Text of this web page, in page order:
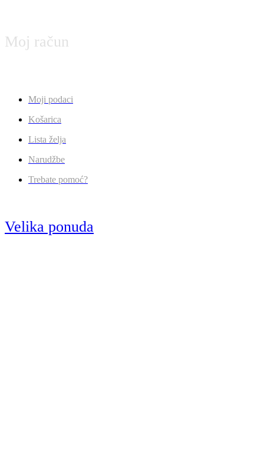
Moj račun
Moji podaci
Košarica
Lista želja
Narudžbe
Trebate pomoć?
Velika ponuda